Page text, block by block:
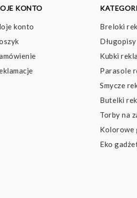
KONTO
konto
Breloki
Kubki
Parasole
Smycze
Butelki
Torby na
Kolorowe
Eko